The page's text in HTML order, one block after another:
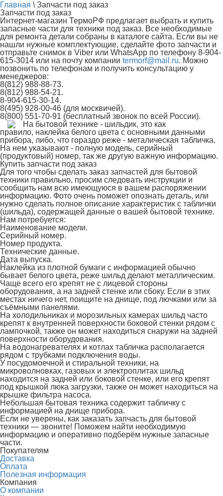
Главная \ Запчасти под заказ
Запчасти под заказ
Интернет-магазин ТермоРФ предлагает выбрать и купить
запасные части для техники под заказ. Все необходимые
для ремонта детали собраны в каталоге сайта. Если вы не
нашли нужные комплектующие, сделайте фото запчасти и
отправьте снимок в Viber или WhatsApp по телефону 8-904-
615-3014 или на почту компании termorf@mail.ru. Можно
позвонить по телефонам и получить консультацию у
менеджеров:
8(812) 988-88-73.
8(812) 988-54-21.
8-904-615-30-14.
8(495) 928-00-46 (для москвичей).
8(800) 551-70-91 (бесплатный звонок по всей России).
На бытовой технике - шильдик, это как
правило, наклейка белого цвета с основными данными
прибора, либо, что гораздо реже - металическая табличка.
На нем указывают - полную модель, серийный
(продуктовый) номер, так же другую важную информацию.
Купить запчасти под заказ
Для того чтобы сделать заказ запчастей для бытовой
техники правильно, просим следовать инструкции и
сообщить нам всю имеющуюся в вашем распоряжении
информацию. Фото очень поможет опознать деталь, или
нужно сделать полное описание характеристик с таблички
(шильда), содержащей данные о вашей бытовой технике.
Нам потребуется:
Наименование модели.
Серийный номер.
Номер продукта.
Технические данные.
Дата выпуска.
Наклейка из плотной бумаги с информацией обычно
бывает белого цвета, реже шильд делают металлическим.
Чаще всего его крепят не с лицевой стороны
оборудования, а на задней стенке или сбоку. Если в этих
местах ничего нет, поищите на днище, под лючками или за
съёмными панелями.
На холодильниках и морозильных камерах шильд часто
крепят к внутренней поверхности боковой стенки рядом с
лампочкой, также он может находиться снаружи на задней
поверхности оборудования.
На водонагревателях и котлах табличка располагается
рядом с трубками подключения воды.
У посудомоечной и стиральной техники, на
микроволновках, газовых и электроплитах шильд
находится на задней или боковой стенке, или его крепят
под крышкой люка загрузки, также он может находиться на
крышке фильтра насоса.
Небольшая бытовая техника содержит табличку с
информацией на днище прибора.
Если не уверены, как заказать запчасть для бытовой
техники — звоните! Поможем найти необходимую
информацию и оперативно подберём нужные запасные
части.
Покупателям
Доставка
Оплата
Полезная информация
Компания
О компании